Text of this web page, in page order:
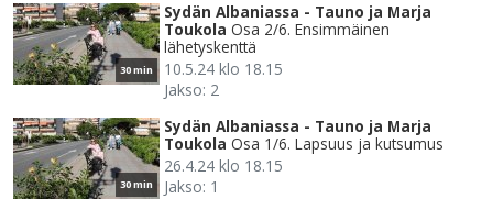
30 min
Sydän Albaniassa - Tauno ja Marja
Toukola Osa 2/6. Ensimmäinen
lähetyskenttä
10.5.24 klo 18.15
Jakso: 2
30 min
Sydän Albaniassa - Tauno ja Marja
Toukola Osa 1/6. Lapsuus ja kutsumus
26.4.24 klo 18.15
Jakso: 1